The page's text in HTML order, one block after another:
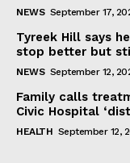
NEWS September 17,
Tyreek Hill says
stop better but
NEWS September 12,
Family calls
Civic Hospital
HEALTH September 12,